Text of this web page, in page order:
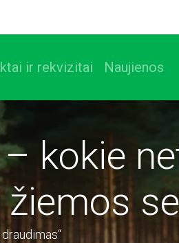
ir rekvizitai Naujienos
kokie